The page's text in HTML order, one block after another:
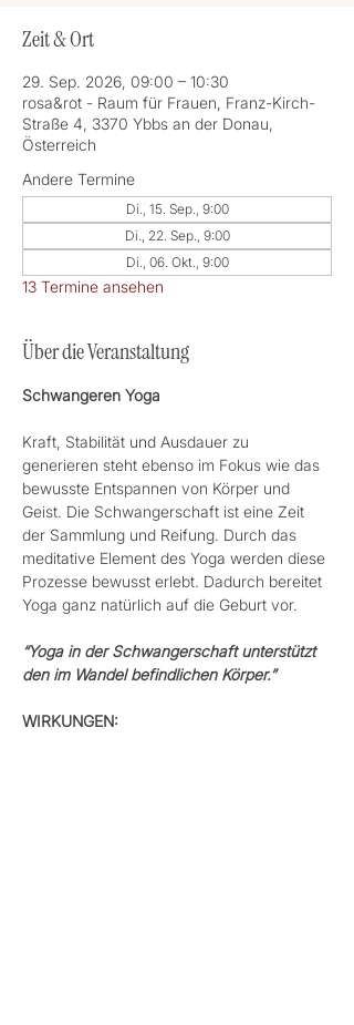
Zeit & Ort
29. Sep. 2026, 09:00 – 10:30
rosa&rot - Raum für Frauen, Franz-Kirch-
Straße 4, 3370 Ybbs an der Donau,
Österreich
Andere Termine
Di., 15. Sep., 9:00
Di., 22. Sep., 9:00
Di., 06. Okt., 9:00
13 Termine ansehen
Über die Veranstaltung
Schwangeren Yoga
Kraft, Stabilität und Ausdauer zu
generieren steht ebenso im Fokus wie das
bewusste Entspannen von Körper und
Geist. Die Schwangerschaft ist eine Zeit
der Sammlung und Reifung. Durch das
meditative Element des Yoga werden diese
Prozesse bewusst erlebt. Dadurch bereitet
Yoga ganz natürlich auf die Geburt vor.
“Yoga in der Schwangerschaft unterstützt
den im Wandel befindlichen Körper.”
WIRKUNGEN: